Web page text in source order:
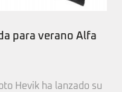
para verano Alfa
Hevik ha lanzado su